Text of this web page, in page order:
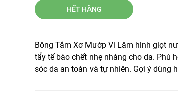
HẾT HÀNG
Bông Tắm Xơ Mướp Vi Lâm hình giọt
tẩy tế bào chết nhẹ nhàng cho da. Phù
sóc da an toàn và tự nhiên. Gợi ý dùng